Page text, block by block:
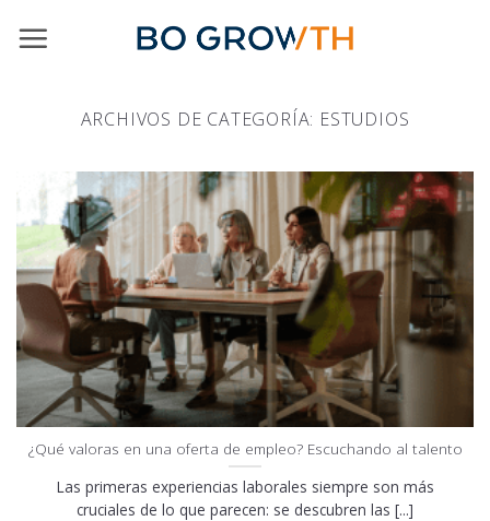
ARCHIVOS DE CATEGORÍA: ESTUDIOS
¿Qué valoras en una oferta de empleo? Escuchando al talento
Las primeras experiencias laborales siempre son más
cruciales de lo que parecen: se descubren las [...]